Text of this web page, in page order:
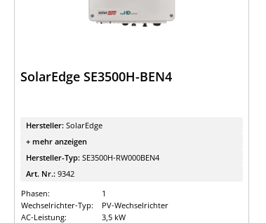
SolarEdge SE3500H-BEN4
Hersteller: SolarEdge
+ mehr anzeigen
Hersteller-Typ: SE3500H-RW000BEN4
Art. Nr.: 9342
Phasen:
1
Wechselrichter-Typ:
PV-Wechselrichter
AC-Leistung:
3,5 kW